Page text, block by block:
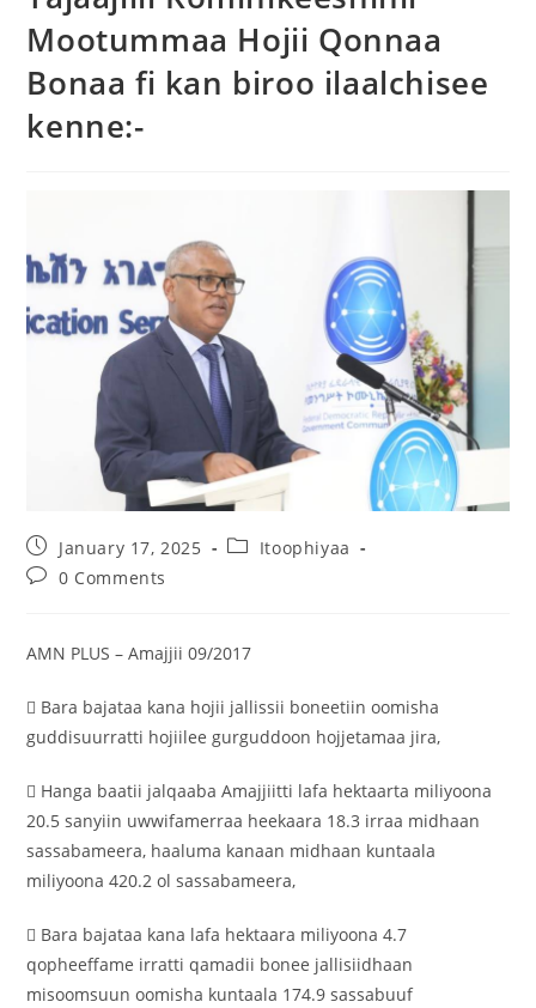
Mootummaa Hojii Qonnaa
Bonaa fi kan biroo ilaalchisee
kenne:-
January 17, 2025
Itoophiyaa
0 Comments
AMN PLUS – Amajjii 09/2017
 Bara bajataa kana hojii jallissii boneetiin oomisha
guddisuurratti hojiilee gurguddoon hojjetamaa jira,
 Hanga baatii jalqaaba Amajjiitti lafa hektaarta miliyoona
20.5 sanyiin uwwifamerraa heekaara 18.3 irraa midhaan
sassabameera, haaluma kanaan midhaan kuntaala
miliyoona 420.2 ol sassabameera,
 Bara bajataa kana lafa hektaara miliyoona 4.7
qopheeffame irratti qamadii bonee jallisiidhaan
misoomsuun oomisha kuntaala 174.9 sassabuuf